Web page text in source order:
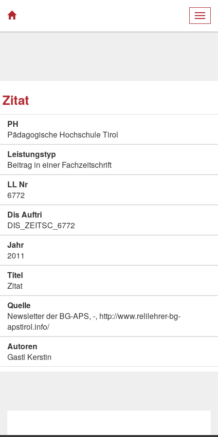
Zitat
PH
Pädagogische Hochschule Tirol
Leistungstyp
Beitrag in einer Fachzeitschrift
LL Nr
6772
Dis Auftri
DIS_ZEITSC_6772
Jahr
2011
Titel
Zitat
Quelle
Newsletter der BG-APS, -, http://www.relilehrer-bg-
apstirol.info/
Autoren
Gastl Kerstin